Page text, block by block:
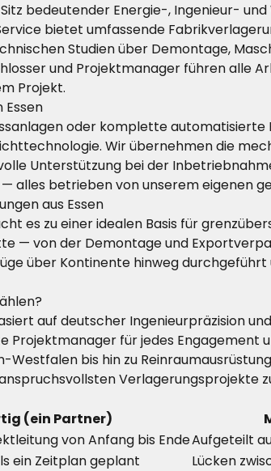
bedeutender Energie-, Ingenieur-
bietet umfassende
Studien über Demontage,
und Projektmanager führen alle
Projekt.
Essen
oder komplette
Wir übernehmen die
Unterstützung bei der
alles betrieben von unserem eigenen
aus Essen
es zu einer idealen Basis für
— von der Demontage und
über Kontinente hinweg
auf deutscher Ingenieurpräzision
für jedes Engagement
bis hin zu
Verlagerungsprojekte
(ein Partner)
von Anfang bis EndeAufgeteilt
ein Zeitplan geplant
Lücken